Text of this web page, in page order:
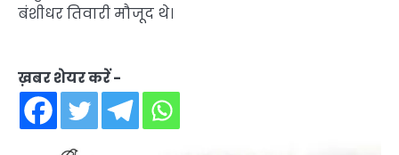
बंशीधर तिवारी मौजूद थे।
ख़बर शेयर करें -